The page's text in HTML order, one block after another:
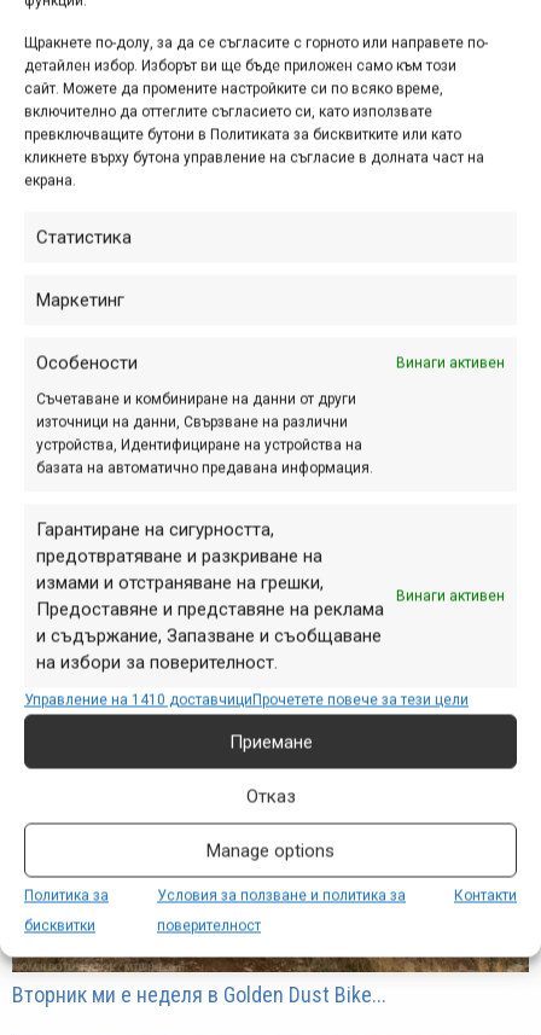
Щракнете по-долу, за да се съгласите с горното или направете по-
детайлен избор. Изборът ви ще бъде приложен само към този
сайт. Можете да промените настройките си по всяко време,
включително да оттеглите съгласието си, като използвате
превключващите бутони в Политиката за бисквитките или като
кликнете върху бутона управление на съгласие в долната част на
екрана.
Статистика
Маркетинг
Особености Винаги активен
Съчетаване и комбиниране на данни от други
източници на данни, Свързване на различни
устройства, Идентифициране на устройства на
базата на автоматично предавана информация.
Гарантиране на сигурността,
предотвратяване и разкриване на
измами и отстраняване на грешки,
Предоставяне и представяне на реклама
и съдържание, Запазване и съобщаване
на избори за поверителност.
Винаги активен
Управление на 1410 доставчициПрочетете повече за тези цели
Приемане
Отказ
Manage options
Политика за
бисквитки
Условия за ползване и политика за
поверителност
Контакти
Първо каране по велотрасето „Чики-Рики“ над Пирдоп
Golden Dust Bike Trails – октомври 2025
Вторник ми е неделя в Golden Dust Bike...